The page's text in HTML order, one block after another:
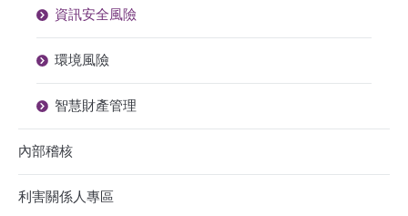
資訊安全風險
環境風險
智慧財產管理
內部稽核
利害關係人專區